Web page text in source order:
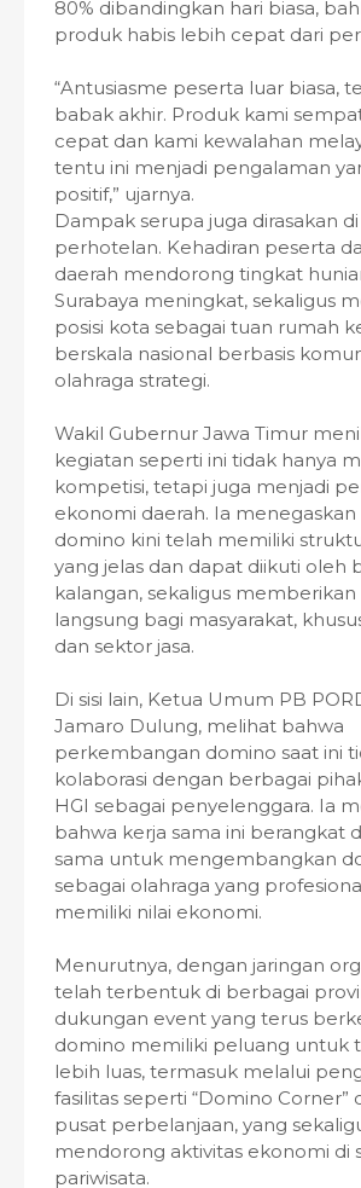
80% dibandingkan hari biasa,
produk habis lebih cepat dari
“Antusiasme peserta luar biasa,
babak akhir. Produk kami
cepat dan kami kewalahan
tentu ini menjadi pengalaman
positif,” ujarnya.
Dampak serupa juga dirasakan
perhotelan. Kehadiran peserta
daerah mendorong tingkat
Surabaya meningkat, sekaligus
posisi kota sebagai tuan rumah
berskala nasional berbasis
olahraga strategi.
Wakil Gubernur Jawa Timur
kegiatan seperti ini tidak hanya
kompetisi, tetapi juga menjadi
ekonomi daerah. Ia
domino kini telah memiliki
yang jelas dan dapat diikuti oleh
kalangan, sekaligus
langsung bagi masyarakat,
dan sektor jasa.
Di sisi lain, Ketua Umum PB
Jamaro Dulung, melihat bahwa
perkembangan domino saat ini
kolaborasi dengan berbagai
HGI sebagai penyelenggara. Ia
bahwa kerja sama ini berangkat
sama untuk mengembangkan
sebagai olahraga yang
memiliki nilai ekonomi.
Menurutnya, dengan jaringan
telah terbentuk di berbagai
dukungan event yang terus
domino memiliki peluang untuk
lebih luas, termasuk melalui
fasilitas seperti “Domino Corner”
pusat perbelanjaan, yang
mendorong aktivitas ekonomi di
pariwisata.